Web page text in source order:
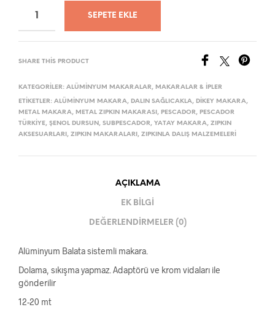
SEPETE EKLE
SHARE THIS PRODUCT
KATEGORILER: ALÜMINYUM MAKARALAR, MAKARALAR & İPLER
ETIKETLER: ALÜMINYUM MAKARA, DALIN SAĞLICAKLA, DIKEY MAKARA,
METAL MAKARA, METAL ZIPKIN MAKARASI , PESCADOR, PESCADOR
TÜRKIYE, ŞENOL DURSUN , SUBPESCADOR, YATAY MAKARA, ZIPKIN
AKSESUARLARI , ZIPKIN MAKARALARI , ZIPKINLA DALIŞ MALZEMELERI
AÇIKLAMA
EK BILGI
DEĞERLENDIRMELER (0)
Alüminyum Balata sistemli makara.
Dolama, sıkışma yapmaz. Adaptörü ve krom vidaları ile
gönderilir
12-20 mt